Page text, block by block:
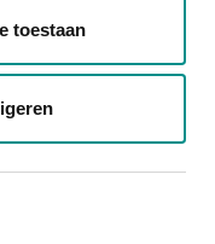
toestaan